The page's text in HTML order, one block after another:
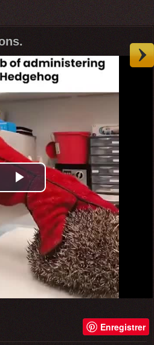
Play
Video
Enregistrer